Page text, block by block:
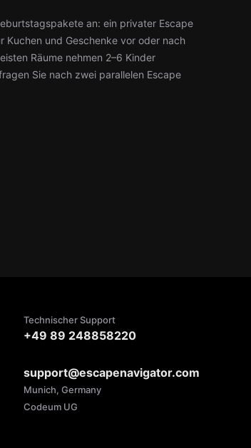
an: ein privater Escape
Kuchen und Geschenke vor oder nach
Räume nehmen 2–6 Kinder
Sie nach zwei parallelen Escape
Technischer Support
+49 89 248858220
support@escapenavigator.com
Munich, Germany
Codeum UG